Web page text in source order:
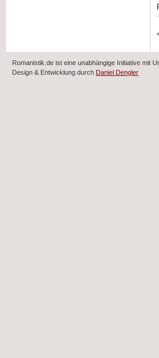
Romanistik.de ist eine unabhängige Initiative mit
Design & Entwicklung durch Daniel Dengler